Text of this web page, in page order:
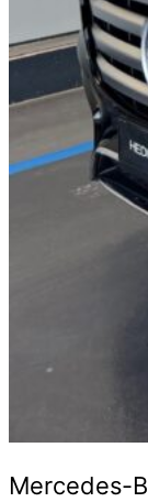
Mercedes-